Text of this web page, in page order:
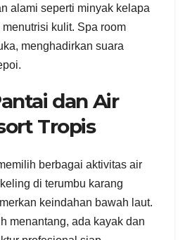
alami seperti minyak kelapa
kulit. Spa room
menghadirkan suara
dan Air
Tropis
berbagai aktivitas air
di terumbu karang
keindahan bawah laut.
menantang, ada kayak dan